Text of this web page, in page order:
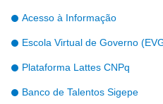
Acesso à Informação
Escola Virtual de Governo
Plataforma Lattes CNPq
Banco de Talentos Sigepe